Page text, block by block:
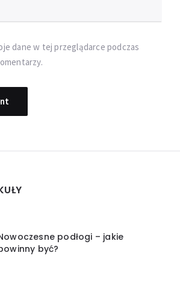
dane w tej przeglądarce podczas
podłogi – jakie
być?